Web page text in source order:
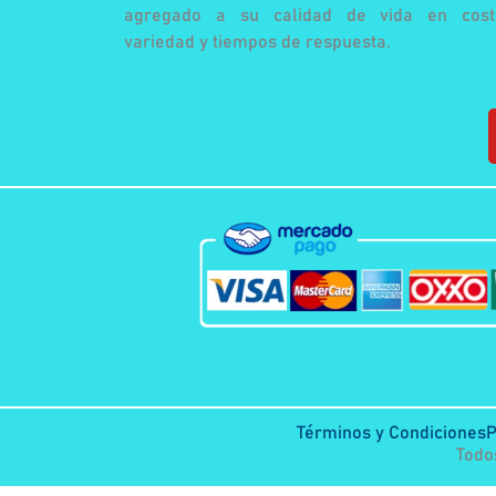
agregado a su calidad de vida en
variedad y tiempos de respuesta.
Términos y Condiciones